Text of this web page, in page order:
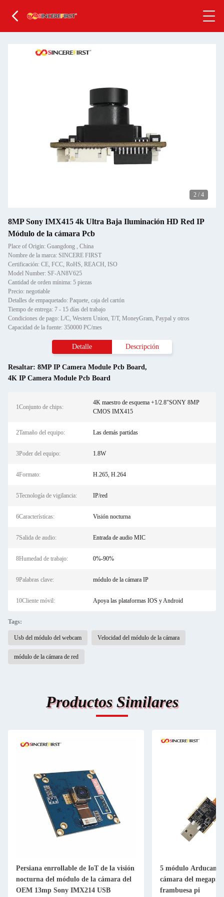
2 / 4
8MP Sony IMX415 4k Ultra Baja Iluminación HD Red IP
Módulo de la cámara Pcb
Place of Origin: Guangdong , China
Nombre de la marca: SINCERE FIRST
Certificación: CE, FCC, RoHS, REACH, ISO
Model Number: SF-AN8V625
Cantidad de orden mínima: 5 piezas
Precio: negotiable
Detalles de empaquetado: Paquete, caja del cartón
Tiempo de entrega: 7 - 15 días del trabajo
Condiciones de pago: L/C, Western Union, T/T, MoneyGram, Paypal y otros
Capacidad de la fuente: 350000 PC/mes
Detalle Descripción
Resaltar: 8MP IP Camera Module Pcb Board,
4K IP Camera Module Pcb Board
1Conjunto de chips:
4K maestro de esquema +1/2.8"SONY 8MP
CMOS IMX415
2Tamaño del equipo: Las demás partidas
3Poder del equipo: 1.8W
4Formato: H.265, H.264
5Tecnología de vigilancia: IP/red
6Características: Visión nocturna
7Salida de audio: Entrada de audio MIC
8Humedad de trabajo: 0%-90%
9Palabras clave: módulo de la cámara IP
10Cliente móvil: Apoya las plataformas IOS y Android
Tags:
Usb del módulo del webcam Velocidad del módulo de la cámara
módulo de la cámara de red
Productos Similares
Persiana enrrollable de IoT de la visión
nocturna del módulo de la cámara del
OEM 13mp Sony IMX214 USB
5 módulo Arducam
cámara del
frambuesa pi